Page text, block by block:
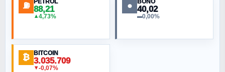
⛽ 88,21
▲4,73%
● 40,02
▬0,00%
₿ BITCOIN
3.035.709
▼-0,07%